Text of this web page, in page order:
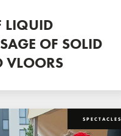
LIQUID
OF SOLID
VLOORS
SPECTACLES